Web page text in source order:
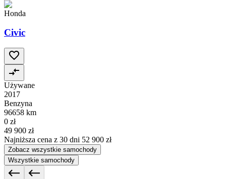
Honda
Civic
Używane
2017
Benzyna
96658 km
0 zł
49 900 zł
Najniższa cena z 30 dni 52 900 zł
Zobacz wszystkie samochody
Wszystkie samochody